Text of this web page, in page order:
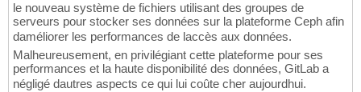
le nouveau système de fichiers utilisant des groupes de
serveurs pour stocker ses données sur la plateforme Ceph afin
daméliorer les performances de laccès aux données.
Malheureusement, en privilégiant cette plateforme pour ses
performances et la haute disponibilité des données, GitLab a
négligé dautres aspects ce qui lui coûte cher aujourdhui.